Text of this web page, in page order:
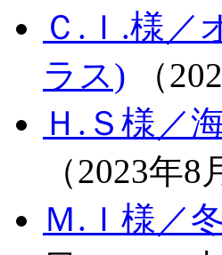
Ｃ.Ｉ.様／
ラス) （
Ｈ.Ｓ様／
（2023年
Ｍ.Ｉ様／